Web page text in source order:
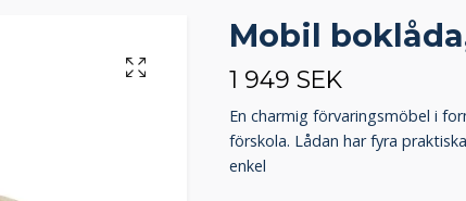
Mobil
1 949 SEK
En charmig förvaringsmöbel i
förskola. Lådan har fyra
enkel